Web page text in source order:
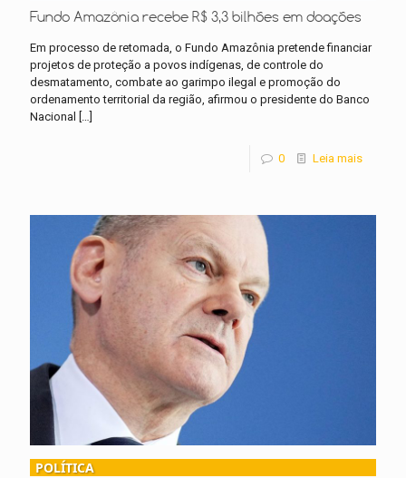
Fundo Amazônia recebe R$ 3,3 bilhões em doações
Em processo de retomada, o Fundo Amazônia pretende financiar
projetos de proteção a povos indígenas, de controle do
desmatamento, combate ao garimpo ilegal e promoção do
ordenamento territorial da região, afirmou o presidente do Banco
Nacional […]
0 Leia mais
POLÍTICA